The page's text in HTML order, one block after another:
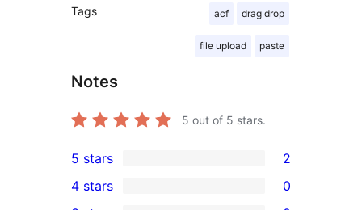
Tags acf drag drop
file upload paste
Notes
5 out of 5 stars.
2
5-
5 stars 2
4 stars
0